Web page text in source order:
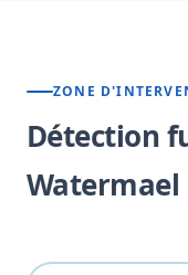
ZONE
Détection